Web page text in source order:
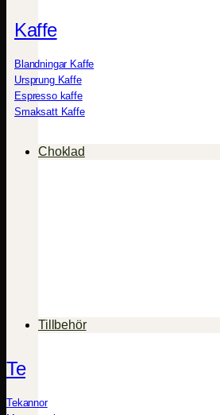
Kaffe
Blandningar Kaffe
Ursprung Kaffe
Espresso kaffe
Smaksatt Kaffe
Choklad
Tillbehör
Te
Tekannor